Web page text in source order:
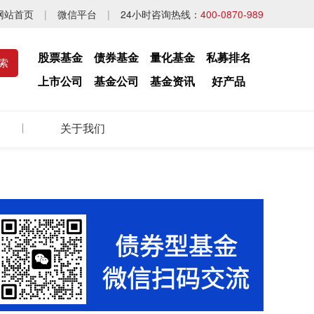
站首页 | 微信平台 | 24小时咨询热线： 400-0870-989
股票基金 债券基金 量化基金
私募排名
上市公司
基金公司 基金资讯 好产品
关于我们